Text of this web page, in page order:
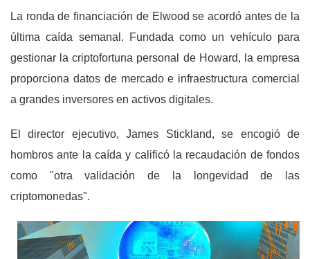
La ronda de financiación de Elwood se acordó antes de la
última caída semanal. Fundada como un vehículo para
gestionar la criptofortuna personal de Howard, la empresa
proporciona datos de mercado e infraestructura comercial
a grandes inversores en activos digitales.
El director ejecutivo, James Stickland, se encogió de
hombros ante la caída y calificó la recaudación de fondos
como "otra validación de la longevidad de las
criptomonedas".